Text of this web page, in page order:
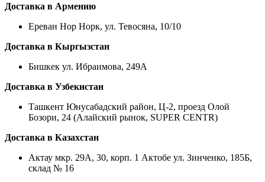
Доставка в Армению
Ереван Нор Норк, ул. Тевосяна, 10/10
Доставка в Кыргызстан
Бишкек ул. Ибраимова, 249А
Доставка в Узбекистан
Ташкент Юнусабадский район, Ц-2, проезд Олой
Бозори, 24 (Алайский рынок, SUPER CENTR)
Доставка в Казахстан
Актау мкр. 29А, 30, корп. 1 Актобе ул. Зинченко, 185Б,
склад № 16